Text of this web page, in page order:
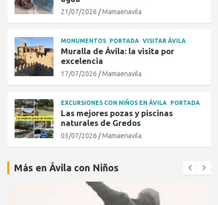
21/07/2026 Mamaenavila
MONUMENTOS PORTADA VISITAR ÁVILA
Muralla de Ávila: la visita por
excelencia
17/07/2026 Mamaenavila
EXCURSIONES CON NIÑOS EN ÁVILA PORTADA
Las mejores pozas y piscinas
naturales de Gredos
03/07/2026 Mamaenavila
Más en Ávila con Niños